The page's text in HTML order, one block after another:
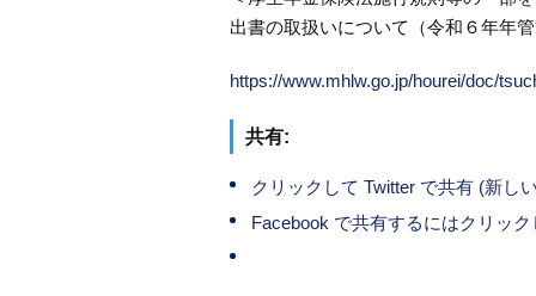
出書の取扱いについて（令和６年年
https://www.mhlw.go.jp/hourei/doc/
共有:
クリックして Twitter で共有 (新し
Facebook で共有するにはクリッ